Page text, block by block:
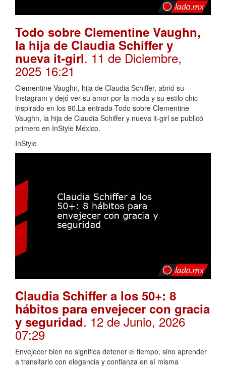
Todo sobre Clementine Vaughn,
la hija de Claudia Schiffer y
nueva it-girl. 11 de Diciembre,
2025 16:21
Clementine Vaughn, hija de Claudia Schiffer, abrió su
Instagram y dejó ver su amor por la moda y su estilo chic
inspirado en los 90.La entrada Todo sobre Clementine
Vaughn, la hija de Claudia Schiffer y nueva it-girl se publicó
primero en InStyle México.
InStyle
Claudia Schiffer a los 50+: 8
hábitos para envejecer con gracia
y seguridad. 12 de Junio, 2026
07:29
Envejecer bien no significa detener el tiempo, sino aprender
a transitarlo con elegancia y confianza en sí misma